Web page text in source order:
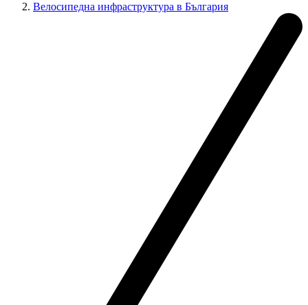
Велосипедна инфраструктура в България